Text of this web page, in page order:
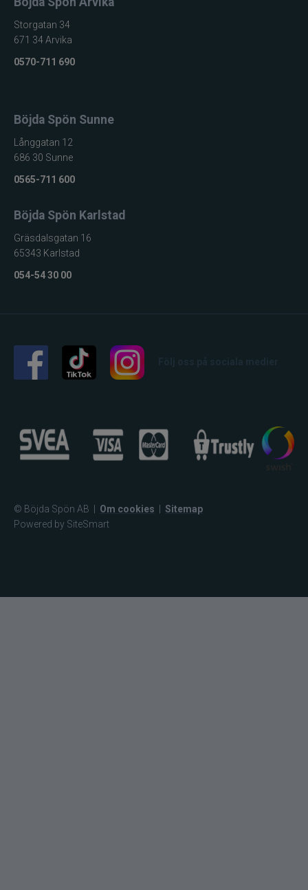
Storgatan 34
671 34 Arvika
0570-711 690
Böjda Spön Sunne
Långgatan 12
686 30 Sunne
0565-711 600
Böjda Spön Karlstad
Gräsdalsgatan 16
65343 Karlstad
054-54 30 00
© Böjda Spön AB Om cookies
Sitemap
Powered by SiteSmart